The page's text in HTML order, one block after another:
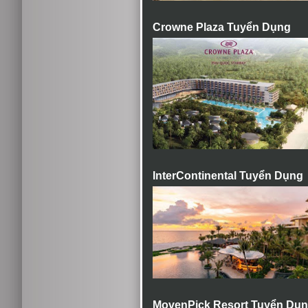
Crowne Plaza Tuyển Dụng
InterContinental Tuyển Dụng
MovenPick Resort Tuyển